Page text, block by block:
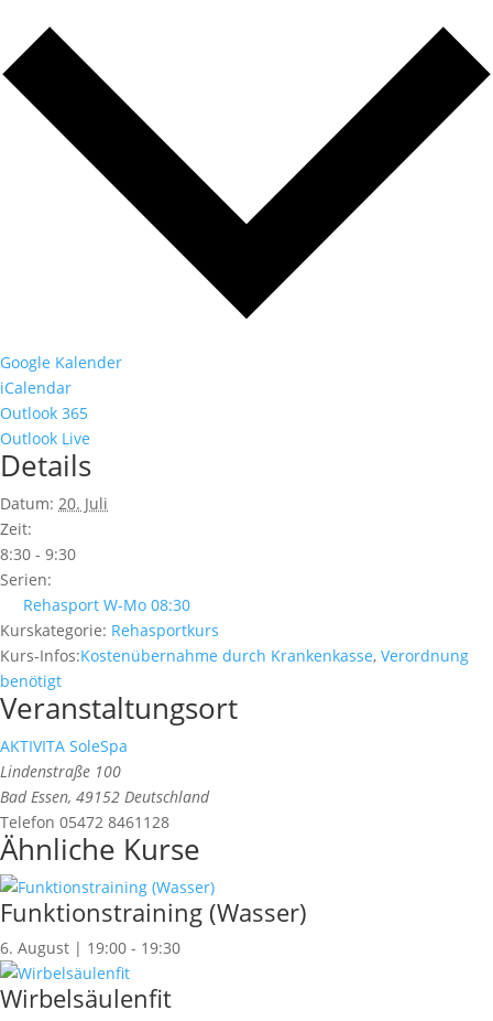
Google Kalender
iCalendar
Outlook 365
Outlook Live
Details
Datum: 20. Juli
Zeit:
8:30 - 9:30
Serien:
Rehasport W-Mo 08:30
Kurskategorie: Rehasportkurs
Kurs-Infos:Kostenübernahme durch Krankenkasse, Verordnung
benötigt
Veranstaltungsort
AKTIVITA SoleSpa
Lindenstraße 100
Bad Essen, 49152 Deutschland
Telefon 05472 8461128
Ähnliche Kurse
Funktionstraining (Wasser)
6. August | 19:00 - 19:30
Wirbelsäulenfit